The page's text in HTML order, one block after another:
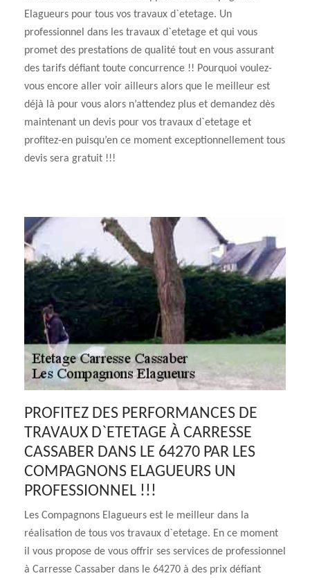
Elagueurs pour tous vos travaux d`etetage. Un
professionnel dans les travaux d`etetage et qui vous
promet des prestations de qualité tout en vous assurant
des tarifs défiant toute concurrence !! Pourquoi voulez-
vous encore aller voir ailleurs alors que le meilleur est
déjà là pour vous alors n’attendez plus et demandez dès
maintenant un devis pour vos travaux d`etetage et
profitez-en puisqu’en ce moment exceptionnellement tous
devis sera gratuit !!!
PROFITEZ DES PERFORMANCES DE
TRAVAUX D`ETETAGE À CARRESSE
CASSABER DANS LE 64270 PAR LES
COMPAGNONS ELAGUEURS UN
PROFESSIONNEL !!!
Les Compagnons Elagueurs est le meilleur dans la
réalisation de tous vos travaux d`etetage. En ce moment
il vous propose de vous offrir ses services de professionnel
à Carresse Cassaber dans le 64270 à des prix défiant